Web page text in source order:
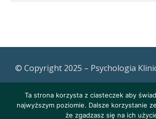
© Copyright 2025 – Psychologia
Ta strona korzysta z ciasteczek aby
najwyższym poziomie. Dalsze korzystanie
że zgadzasz się na ich